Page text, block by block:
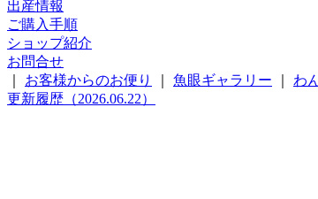
出産情報
ご購入手順
ショップ紹介
お問合せ
お客様からのお便り 魚眼ギャラリー わ
更新履歴（2026.06.22）